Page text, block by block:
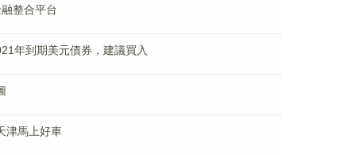
整合平台
年到期美元債券，建議買入
津馬上好車